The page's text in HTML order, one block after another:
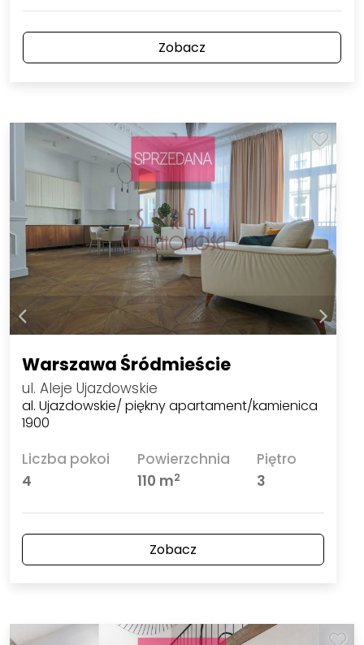
Zobacz
Warszawa Śródmieście
ul. Aleje Ujazdowskie
al. Ujazdowskie/ piękny apartament/kamienica
1900
Liczba pokoi
4
Powierzchnia
110 m2
Piętro
3
Zobacz